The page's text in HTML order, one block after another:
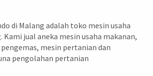
di Malang adalah toko mesin usaha
Kami jual aneka mesin usaha makanan,
mesin pertanian dan
pengolahan pertanian